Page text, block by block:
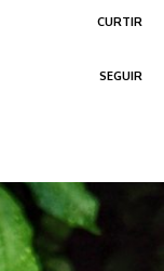
CURTIR
SEGUIR